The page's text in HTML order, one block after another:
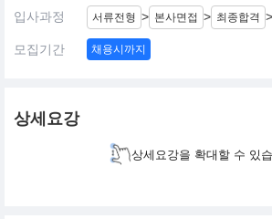
입사과정 서류전형 > 본사면접 > 최종합격 >
모집기간 채용시까지
상세요강
상세요강을 확대할 수 있